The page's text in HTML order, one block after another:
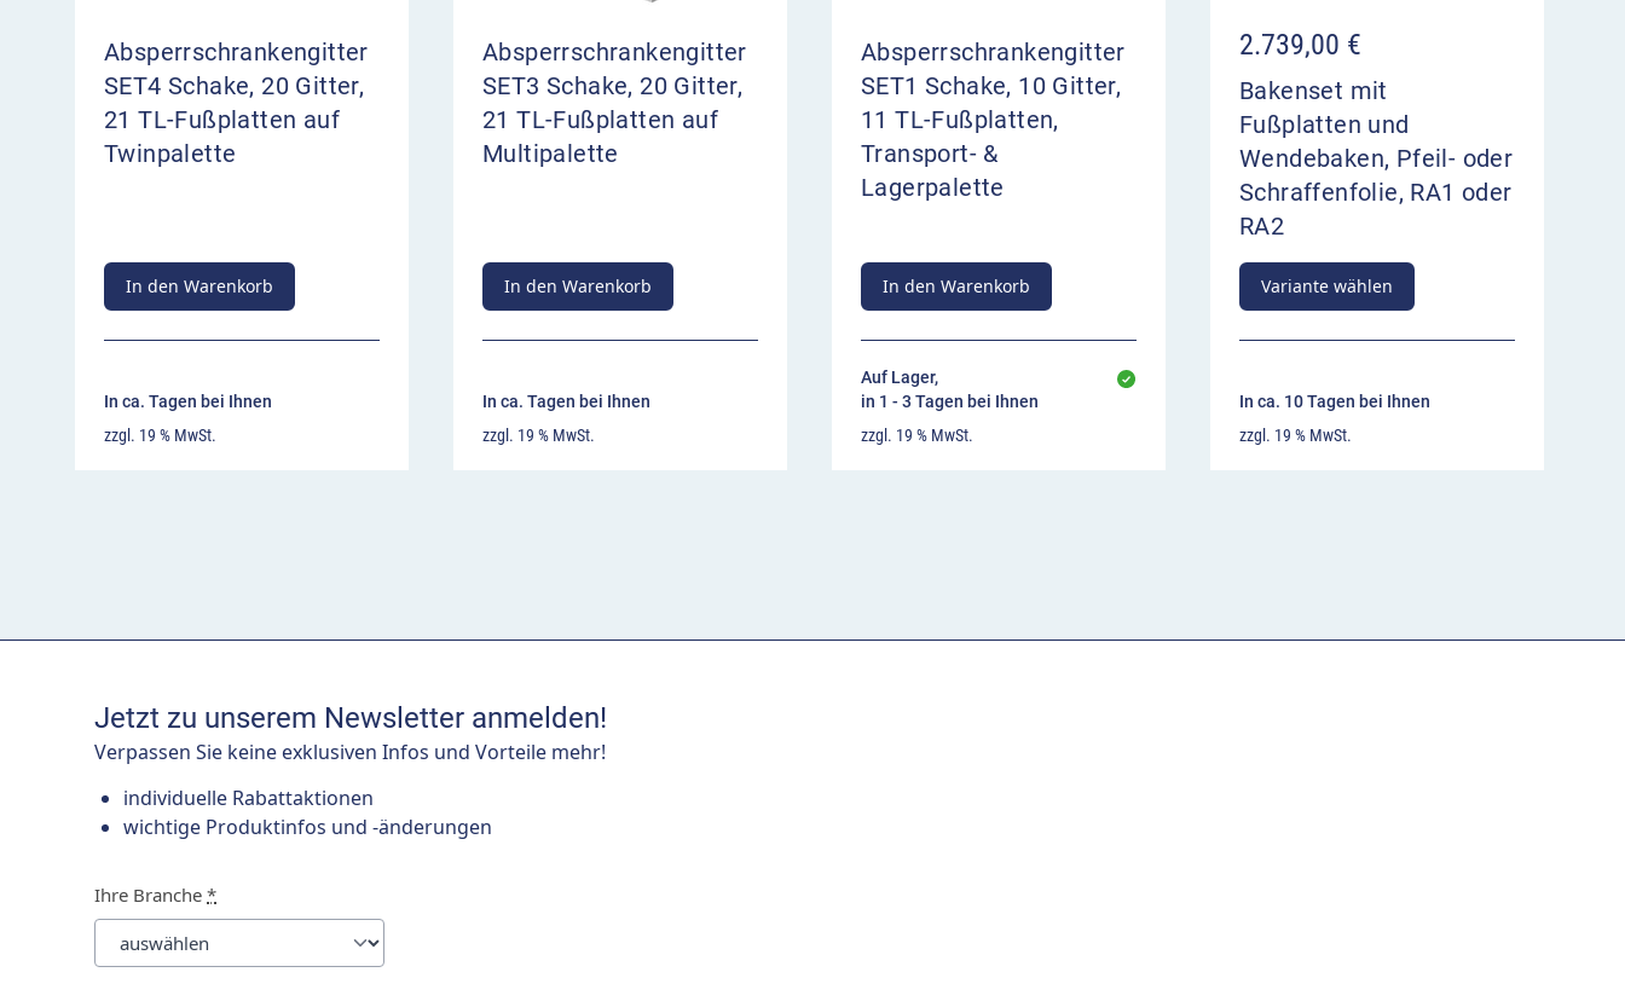
Absperrschrankengitter
SET4 Schake, 20 Gitter,
21 TL-Fußplatten auf
Twinpalette
In den Warenkorb
In ca. Tagen bei Ihnen
zzgl. 19 % MwSt.
Absperrschrankengitter
SET3 Schake, 20 Gitter,
21 TL-Fußplatten auf
Multipalette
In den Warenkorb
In ca. Tagen bei Ihnen
zzgl. 19 % MwSt.
Absperrschrankengitter
SET1 Schake, 10 Gitter,
11 TL-Fußplatten,
Transport- &
Lagerpalette
In den Warenkorb
Auf Lager,
in 1 - 3 Tagen bei Ihnen
zzgl. 19 % MwSt.
2.739,00 €
Bakenset mit
Fußplatten und
Wendebaken, Pfeil- oder
Schraffenfolie, RA1 oder
RA2
Variante wählen
In ca. 10 Tagen bei Ihnen
zzgl. 19 % MwSt.
Jetzt zu unserem Newsletter anmelden!
Verpassen Sie keine exklusiven Infos und Vorteile mehr!
individuelle Rabattaktionen
wichtige Produktinfos und -änderungen
Ihre Branche *